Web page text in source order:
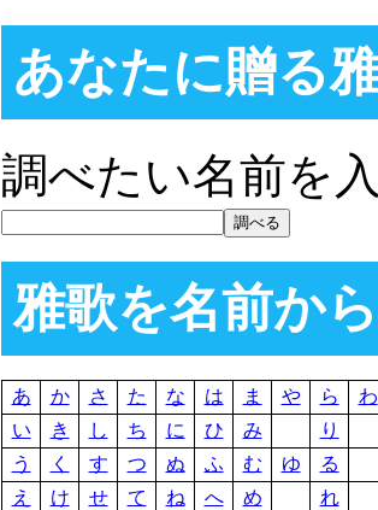
あなたに贈る
調べたい名前を
雅歌を名前か
あ か さ た な は ま や ら
わ
い
き し ち に ひ み
り
う
く す つ ぬ ふ む ゆ
る
え
け せ て ね へ め れ